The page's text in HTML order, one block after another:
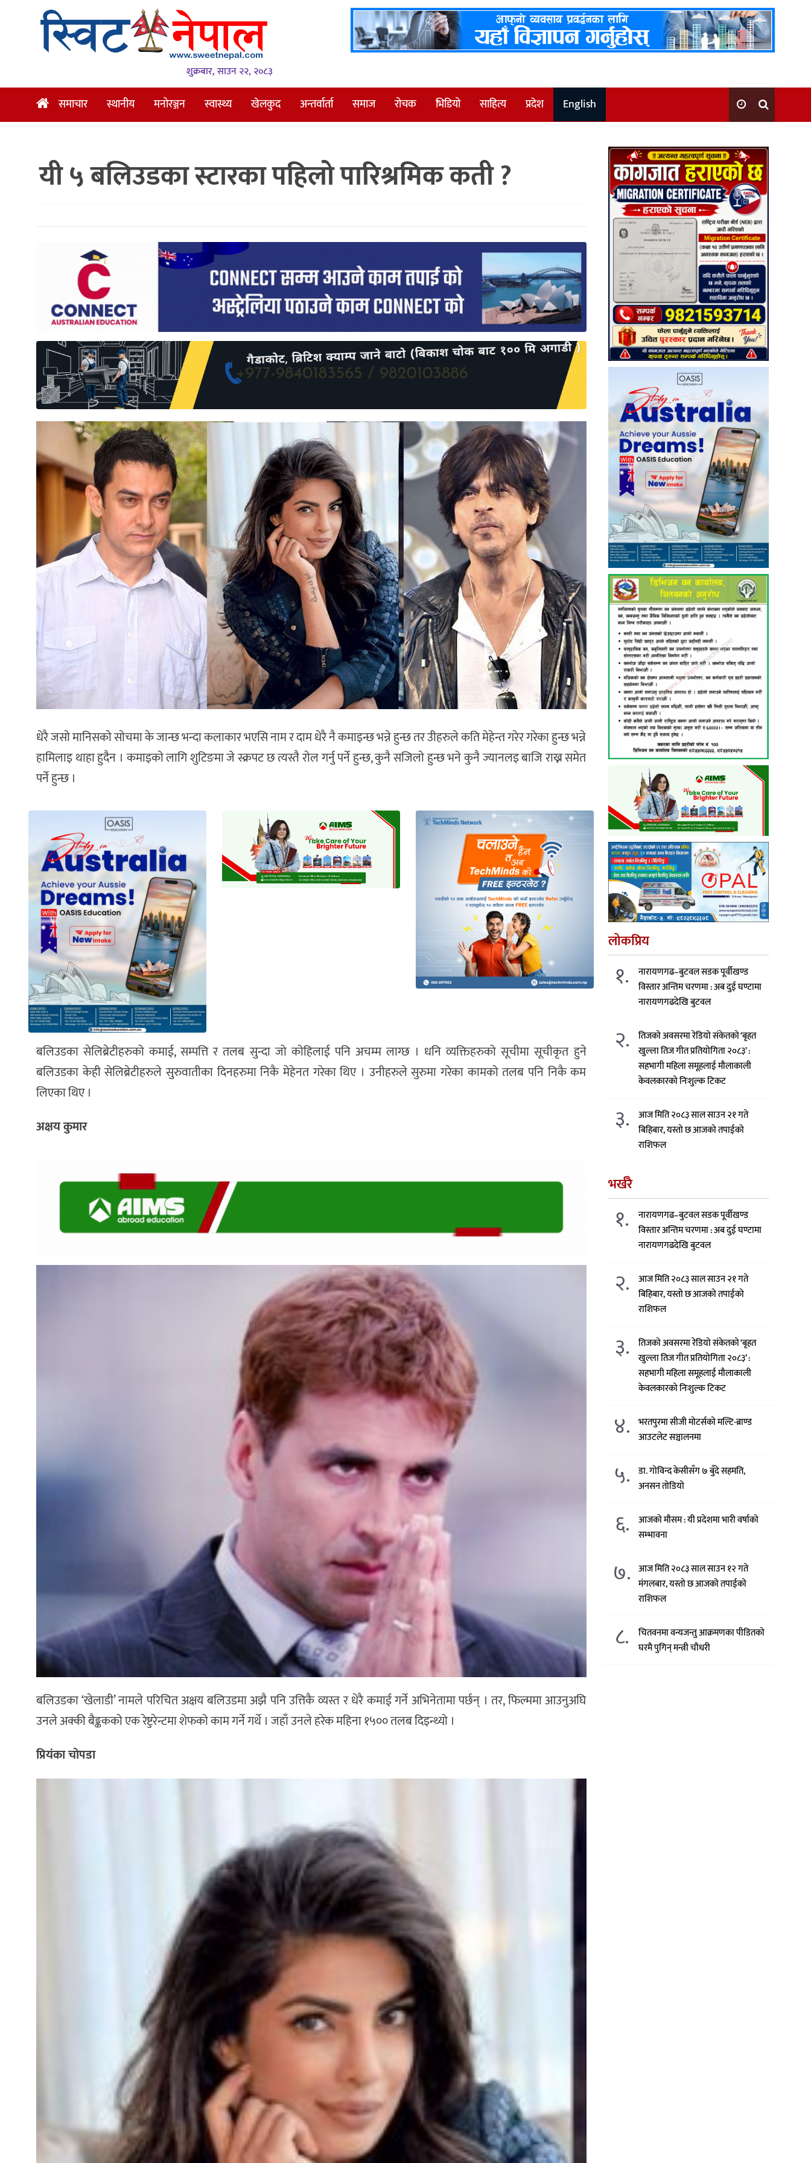
मनोरञ्जन
स्वास्थ्य
अन्तर्वार्ता
English
शुक्रबार, साउन २२, २०८३
समाचार स्थानीय मनोरञ्जन स्वास्थ्य खेलकुद अन्तर्वार्ता समाज रोचक भिडियो साहित्य प्रदेश English
यी ५ बलिउडका स्टारका पहिलो पारिश्रमिक कती ?
धेरै जसाे मानिसकाे साेचमा के जान्छ भन्दा कलाकार भएसि नाम र दाम धेरै नै कमाइन्छ भन्ने हुन्छ तर उीहरुले कति मेहेन्त गरेर गरेका हुन्छ भन्ने
हामिलाइ थाहा हुदैन । कमाइकाे लागि शुटिङमा जे स्क्रपट छ त्यस्तै राेल गर्नु पर्ने हुन्छ, कुनै सजिलाे हुन्छ भने कुनै ज्यानलइ बाजि राख्न समेत
पर्ने हुन्छ ।
बलिउडका सेलिब्रेटीहरुको कमाई, सम्पत्ति र तलब सुन्दा जो कोहिलाई पनि अचम्म लाग्छ । धनि व्यक्तिहरुको सूचीमा सूचीकृत हुने
बलिउडका केही सेलिब्रेटीहरुले सुरुवातीका दिनहरुमा निकै मेहेनत गरेका थिए । उनीहरुले सुरुमा गरेका कामको तलब पनि निकै कम
लिएका थिए ।
अक्षय कुमार
बलिउडका ‘खेलाडी’ नामले परिचित अक्षय बलिउडमा अझै पनि उत्तिकै व्यस्त र धेरै कमाई गर्ने अभिनेतामा पर्छन् । तर, फिल्ममा आउनुअघि
उनले अक्की बैङ्ककको एक रेष्टुरेन्टमा शेफको काम गर्ने गर्थे । जहाँ उनले हरेक महिना १५०० तलब दिइन्थ्यो ।
प्रियंका चोपडा
लोकप्रिय
१.
नारायणगढ–बुटवल सडक पूर्वीखण्ड
विस्तार अन्तिम चरणमा : अब दुई घण्टामा
नारायणगढदेखि बुटवल
२.
तिजको अवसरमा रेडियो संकेतको ‘बृहत
खुल्ला तिज गीत प्रतियोगिता २०८३’ :
सहभागी महिला समूहलाई मौलाकाली
केवलकारको निःशुल्क टिकट
३.
आज मिति २०८३ साल साउन २१ गते
बिहिबार, यस्तो छ आजको तपाईको
राशिफल
भर्खरै
१.
नारायणगढ–बुटवल सडक पूर्वीखण्ड
विस्तार अन्तिम चरणमा : अब दुई घण्टामा
नारायणगढदेखि बुटवल
२.
आज मिति २०८३ साल साउन २१ गते
बिहिबार, यस्तो छ आजको तपाईको
राशिफल
३.
तिजको अवसरमा रेडियो संकेतको ‘बृहत
खुल्ला तिज गीत प्रतियोगिता २०८३’ :
सहभागी महिला समूहलाई मौलाकाली
केवलकारको निःशुल्क टिकट
४.
भरतपुरमा सीजी मोटर्सको मल्टि-ब्राण्ड
आउटलेट सञ्चालनमा
५.
डा. गोविन्द केसीसँग ७ बुँदे सहमति,
अनसन तोडियो
६.
आजको मौसम : यी प्रदेशमा भारी वर्षाको
सम्भावना
७. आज मिति २०८३ साल साउन १२ गते
मंगलबार, यस्तो छ आजको तपाईको
राशिफल
८.
चितवनमा वन्यजन्तु आक्रमणका पीडितको
घरमै पुगिन् मन्त्री चौधरी